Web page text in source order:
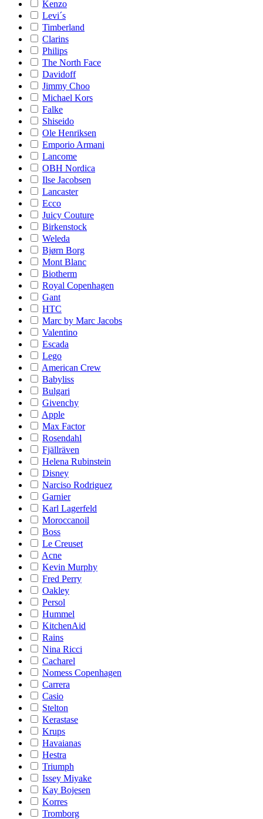
Kenzo
Levi´s
Timberland
Clarins
Philips
The North Face
Davidoff
Jimmy Choo
Michael Kors
Falke
Shiseido
Ole Henriksen
Emporio Armani
Lancome
OBH Nordica
Ilse Jacobsen
Lancaster
Ecco
Juicy Couture
Birkenstock
Weleda
Bjørn Borg
Mont Blanc
Biotherm
Royal Copenhagen
Gant
HTC
Marc by Marc Jacobs
Valentino
Escada
Lego
American Crew
Babyliss
Bulgari
Givenchy
Apple
Max Factor
Rosendahl
Fjällräven
Helena Rubinstein
Disney
Narciso Rodriguez
Garnier
Karl Lagerfeld
Moroccanoil
Boss
Le Creuset
Acne
Kevin Murphy
Fred Perry
Oakley
Persol
Hummel
KitchenAid
Rains
Nina Ricci
Cacharel
Nomess Copenhagen
Carrera
Casio
Stelton
Kerastase
Krups
Havaianas
Hestra
Triumph
Issey Miyake
Kay Bojesen
Korres
Tromborg